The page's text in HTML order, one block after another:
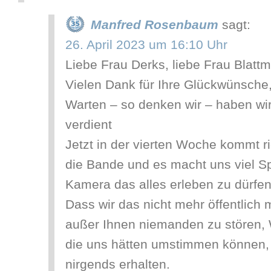
Manfred Rosenbaum sagt:
26. April 2023 um 16:10 Uhr
Liebe Frau Derks, liebe Frau
Vielen Dank für Ihre
Warten – so denken wir – haben
verdient
Jetzt in der vierten Woche kommt
die Bande und es macht uns viel
Kamera das alles erleben zu
Dass wir das nicht mehr öffentlich
außer Ihnen niemanden zu stören,
die uns hätten umstimmen
nirgends erhalten.